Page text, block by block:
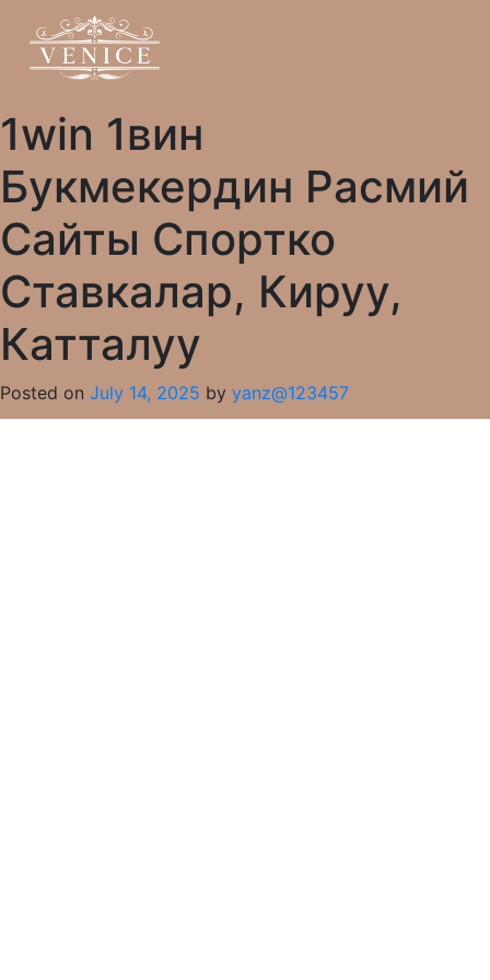
1win 1вин
Букмекердин Расмий
Сайты Спортко
Ставкалар, Кируу,
Катталуу
Posted on July 14, 2025 by yanz@123457